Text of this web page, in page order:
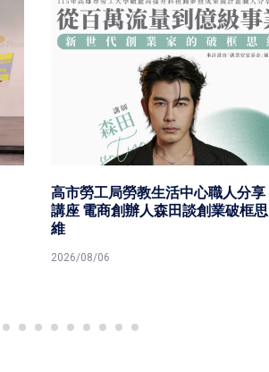
高市勞工局勞教生活中心職人分享
講座 電商創辦人森田談創業破框思
維
2026/08/06